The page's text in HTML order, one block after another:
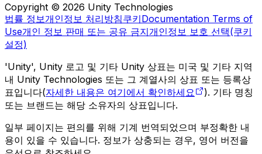
Copyright © 2026 Unity Technologies
법률 정보개인정보 처리방침쿠키Documentation Terms of
Use개인 정보 판매 또는 공유 금지개인정보 보호 선택(쿠키
설정)
'Unity', Unity 로고 및 기타 Unity 상표는 미국 및 기타 지역
내 Unity Technologies 또는 그 계열사의 상표 또는 등록상
표입니다(자세한 내용은 여기에서 확인하세요
). 기타 명칭
또는 브랜드는 해당 소유자의 상표입니다.
일부 페이지는 편의를 위해 기계 번역되었으며 부정확한 내
용이 있을 수 있습니다. 정보가 상충되는 경우, 영어 버전을